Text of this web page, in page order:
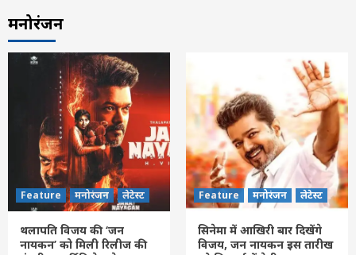
मनोरंजन
Feature मनोरंजन लेटेस्ट
थलापति विजय की ‘जन
नायकन’ को मिली रिलीज की
Feature मनोरंजन लेटेस्ट
सिनेमा में आखिरी बार दिखेंगे
विजय, जन नायकन इस तारीख